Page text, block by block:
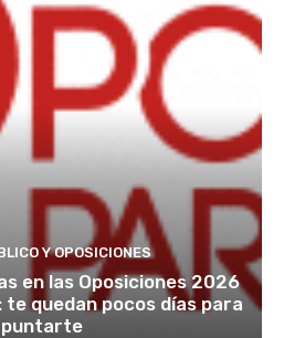
Y OPOSICIONES
en las Oposiciones 2026
te quedan pocos días para